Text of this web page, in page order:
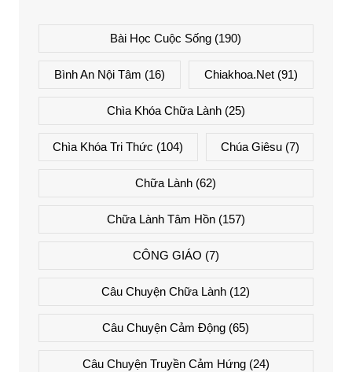
Bài Học Cuộc Sống (190)
Bình An Nội Tâm (16) Chiakhoa.net (91)
Chìa Khóa Chữa Lành(25)
Chìa Khóa Tri Thức (104) Chúa Giêsu(7)
Chữa Lành (62)
Chữa Lành Tâm Hồn(157)
CÔNG GIÁO (7)
Câu Chuyện Chữa Lành (12)
Câu Chuyện Cảm Động (65)
Câu Chuyện Truyền Cảm Hứng(24)